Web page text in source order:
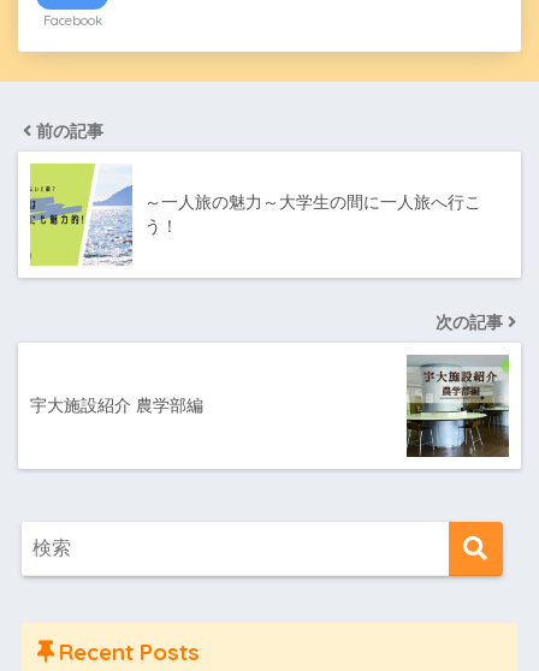
Facebook
前の記事
～一人旅の魅力～大学生の間に一人旅へ行こ
う！
次の記事
宇大施設紹介 農学部編
Recent Posts